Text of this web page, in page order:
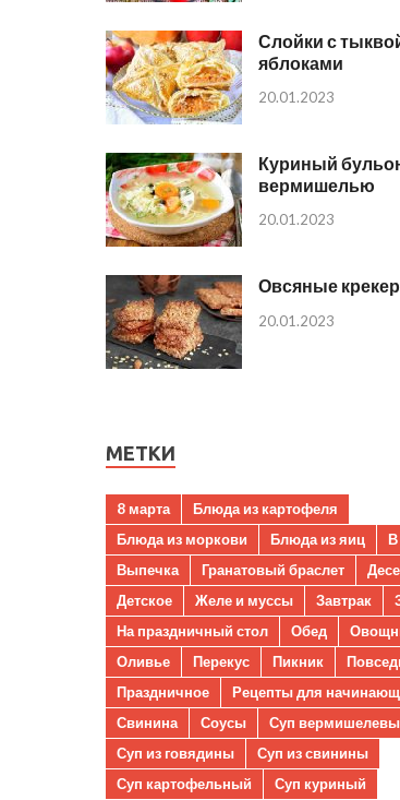
Слойки с
яблоками
20.01.2023
Куриный
вермишелью
20.01.2023
Овсяные
20.01.2023
МЕТКИ
8 марта
Блюда из картофеля
Блюда из моркови
Блюда из яиц
В
Выпечка
Гранатовый браслет
Детское
Желе и муссы Завтрак
На праздничный стол
Обед
Оливье
Перекус Пикник
Праздничное
Рецепты для
Свинина
Соусы
Суп
Суп из говядины
Суп из свинины
Суп картофельный
Суп куриный